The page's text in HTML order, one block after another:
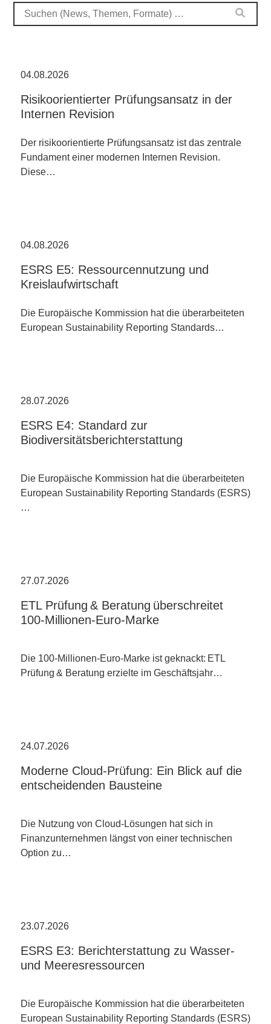
04.08.2026
Risikoorientierter Prüfungsansatz in der
Internen Revision
Der risikoorientierte Prüfungsansatz ist das zentrale
Fundament einer modernen Internen Revision.
Diese…
04.08.2026
ESRS E5: Ressourcennutzung und
Kreislaufwirtschaft
Die Europäische Kommission hat die überarbeiteten
European Sustainability Reporting Standards…
28.07.2026
ESRS E4: Standard zur
Biodiversitätsberichterstattung
Die Europäische Kommission hat die überarbeiteten
European Sustainability Reporting Standards (ESRS)
…
27.07.2026
ETL Prüfung & Beratung überschreitet
100-Millionen-Euro-Marke
Die 100-Millionen-Euro-Marke ist geknackt: ETL
Prüfung & Beratung erzielte im Geschäftsjahr…
24.07.2026
Moderne Cloud-Prüfung: Ein Blick auf die
entscheidenden Bausteine
Die Nutzung von Cloud-Lösungen hat sich in
Finanzunternehmen längst von einer technischen
Option zu…
23.07.2026
ESRS E3: Berichterstattung zu Wasser-
und Meeresressourcen
Die Europäische Kommission hat die überarbeiteten
European Sustainability Reporting Standards (ESRS)